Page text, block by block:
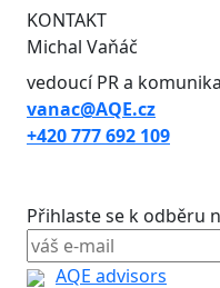
KONTAKT
Michal Vaňáč
vedoucí PR a
vanac@AQE.cz
+420 777 692 109
Přihlaste se k odběru
AQE advisors